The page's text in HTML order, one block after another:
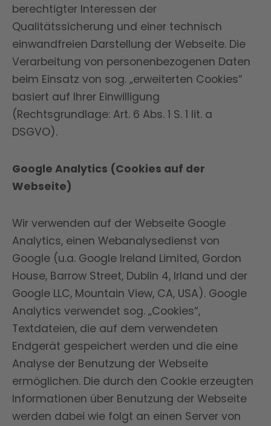
berechtigter Interessen der
Qualitätssicherung und einer technisch
einwandfreien Darstellung der Webseite. Die
Verarbeitung von personenbezogenen Daten
beim Einsatz von sog. „erweiterten Cookies“
basiert auf Ihrer Einwilligung
(Rechtsgrundlage: Art. 6 Abs. 1 S. 1 lit. a
DSGVO).
Google Analytics (Cookies auf der
Webseite)
Wir verwenden auf der Webseite Google
Analytics, einen Webanalysedienst von
Google (u.a. Google Ireland Limited, Gordon
House, Barrow Street, Dublin 4, Irland und der
Google LLC, Mountain View, CA, USA). Google
Analytics verwendet sog. „Cookies“,
Textdateien, die auf dem verwendeten
Endgerät gespeichert werden und die eine
Analyse der Benutzung der Webseite
ermöglichen. Die durch den Cookie erzeugten
Informationen über Benutzung der Webseite
werden dabei wie folgt an einen Server von